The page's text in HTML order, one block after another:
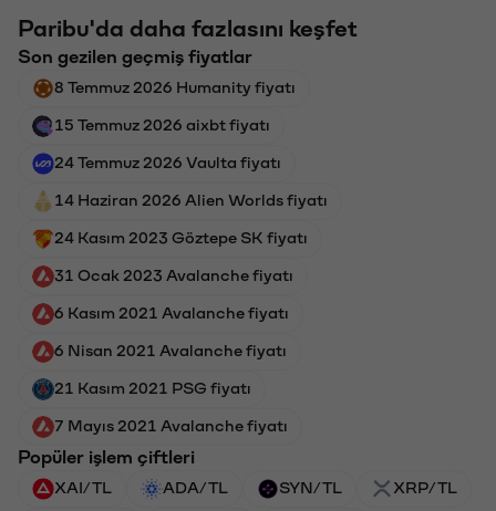
Paribu'da daha fazlasını keşfet
Son gezilen geçmiş fiyatlar
8 Temmuz 2026 Humanity fiyatı
15 Temmuz 2026 aixbt fiyatı
24 Temmuz 2026 Vaulta fiyatı
14 Haziran 2026 Alien Worlds fiyatı
24 Kasım 2023 Göztepe SK fiyatı
31 Ocak 2023 Avalanche fiyatı
6 Kasım 2021 Avalanche fiyatı
6 Nisan 2021 Avalanche fiyatı
21 Kasım 2021 PSG fiyatı
7 Mayıs 2021 Avalanche fiyatı
Popüler işlem çiftleri
XAI/TL ADA/TL SYN/TL XRP/TL